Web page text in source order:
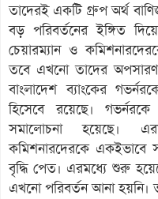
তাদেরই একটি গ্রুপ অর্থ
বড় পরিবর্তনের ইঙ্গিত
চেয়ারম্যান ও
তবে এখনো তাদের অপসারণ
বাংলাদেশ ব্যাংকের
হিসেবে রয়েছে।
সমালোচনা হয়েছে।
কমিশনারদেরকে একইভাবে
বৃদ্ধি পেত। এরমধ্যে শুরু
এখনো পরিবর্তন আনা হয়নি।